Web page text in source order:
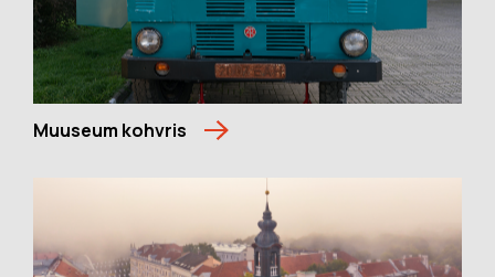
Muuseum kohvris